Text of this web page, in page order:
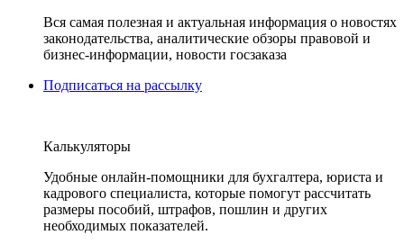
Вся самая полезная и актуальная информация о новостях
законодательства, аналитические обзоры правовой и
бизнес-информации, новости госзаказа
Подписаться на рассылку
Калькуляторы
Удобные онлайн-помощники для бухгалтера, юриста и
кадрового специалиста, которые помогут рассчитать
размеры пособий, штрафов, пошлин и других
необходимых показателей.